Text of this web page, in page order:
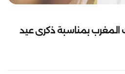
المغرب بمناسبة ذكرى عيد